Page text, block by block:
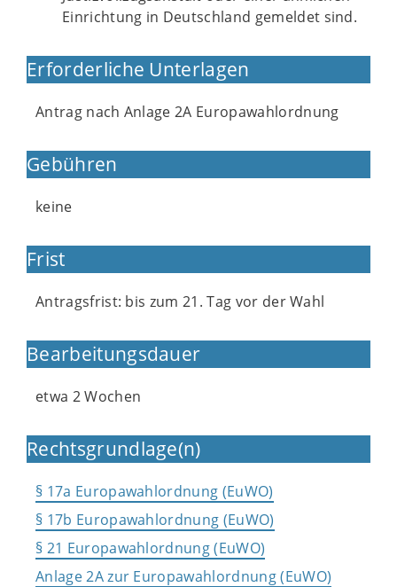
Einrichtung in Deutschland gemeldet sind.
Erforderliche Unterlagen
Antrag nach Anlage 2A Europawahlordnung
Gebühren
keine
Frist
Antragsfrist: bis zum 21. Tag vor der Wahl
Bearbeitungsdauer
etwa 2 Wochen
Rechtsgrundlage(n)
§ 17a Europawahlordnung (EuWO)
§ 17b Europawahlordnung (EuWO)
§ 21 Europawahlordnung (EuWO)
Anlage 2A zur Europawahlordnung (EuWO)